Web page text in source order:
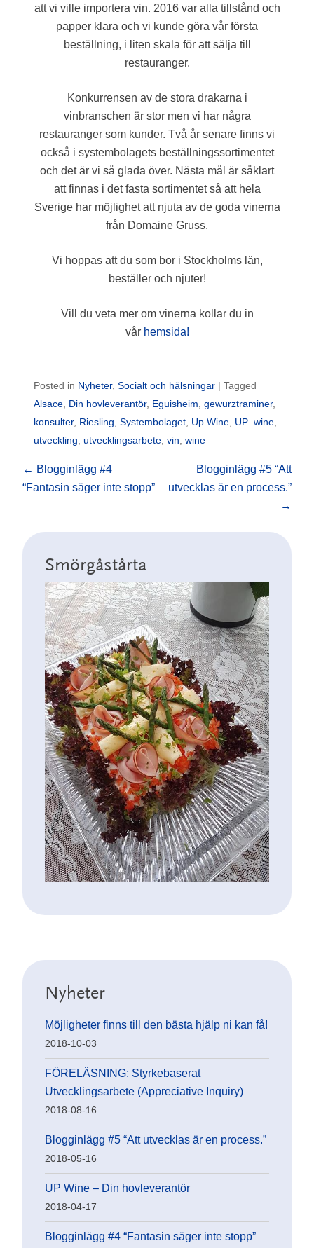
att vi ville importera vin. 2016 var alla tillstånd och
papper klara och vi kunde göra vår första
beställning, i liten skala för att sälja till
restauranger.
Konkurrensen av de stora drakarna i
vinbranschen är stor men vi har några
restauranger som kunder. Två år senare finns vi
också i systembolagets beställningssortimentet
och det är vi så glada över. Nästa mål är såklart
att finnas i det fasta sortimentet så att hela
Sverige har möjlighet att njuta av de goda vinerna
från Domaine Gruss.
Vi hoppas att du som bor i Stockholms län,
beställer och njuter!
Vill du veta mer om vinerna kollar du in
vår hemsida!
Posted in Nyheter, Socialt och hälsningar | Tagged
Alsace Din hovleverantör, Eguisheim gewurztraminer,
konsulter, Riesling Systembolaget Up Wine UP_wine
utveckling utvecklingsarbete vin wine
Post navigation
← Blogginlägg #4
“Fantasin säger inte stopp”
Blogginlägg #5 “Att
utvecklas är en process.”
→
Smörgåstårta
Nyheter
Möjligheter finns till den bästa hjälp ni kan få!
2018-10-03
FÖRELÄSNING: Styrkebaserat
Utvecklingsarbete (Appreciative Inquiry)
2018-08-16
Blogginlägg #5 “Att utvecklas är en process.”
2018-05-16
UP Wine – Din hovleverantör
2018-04-17
Blogginlägg #4 “Fantasin säger inte stopp”